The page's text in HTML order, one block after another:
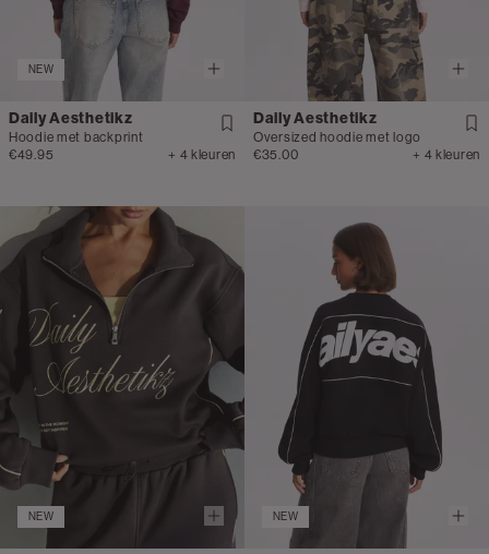
NEW
Daily Aesthetikz
Hoodie met backprint
€49.95
+ 4 kleuren
Daily Aesthetikz
Oversized hoodie met logo
€35.00
+ 4 kleuren
NEW NEW